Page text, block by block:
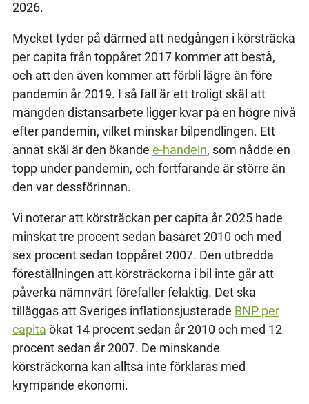
2026.
Mycket tyder på därmed att nedgången i körsträcka
per capita från toppåret 2017 kommer att bestå,
och att den även kommer att förbli lägre än före
pandemin år 2019. I så fall är ett troligt skäl att
mängden distansarbete ligger kvar på en högre nivå
efter pandemin, vilket minskar bilpendlingen. Ett
annat skäl är den ökande e-handeln, som nådde en
topp under pandemin, och fortfarande är större än
den var dessförinnan.
Vi noterar att körsträckan per capita år 2025 hade
minskat tre procent sedan basåret 2010 och med
sex procent sedan toppåret 2007. Den utbredda
föreställningen att körsträckorna i bil inte går att
påverka nämnvärt förefaller felaktig. Det ska
tilläggas att Sveriges inflationsjusterade BNP per
capita ökat 14 procent sedan år 2010 och med 12
procent sedan år 2007. De minskande
körsträckorna kan alltså inte förklaras med
krympande ekonomi.